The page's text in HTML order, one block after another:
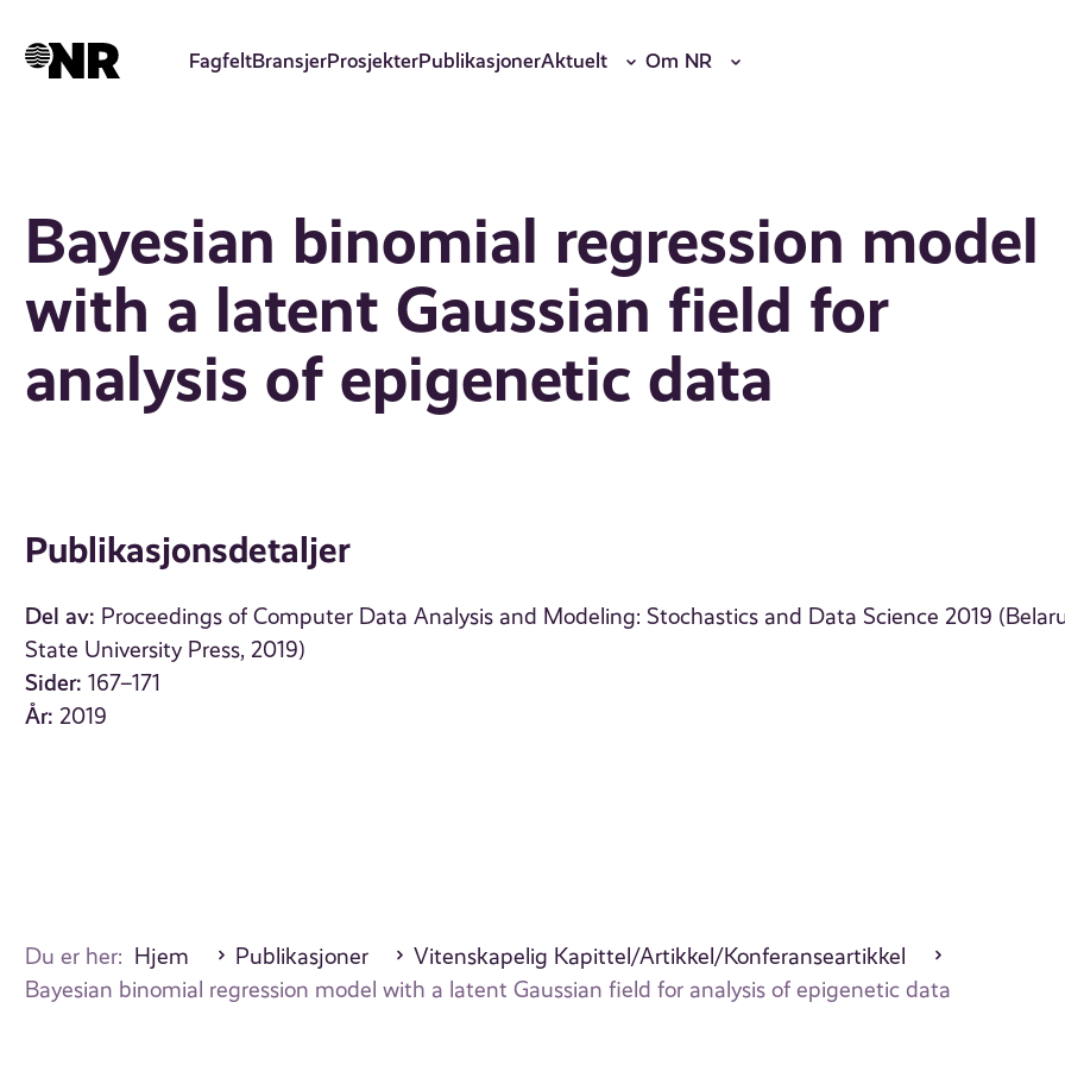
hovedinnhold
FagfeltBransjerProsjekterPublikasjonerAktuelt Om NR
Bayesian binomial regression model
with a latent Gaussian field for
analysis of epigenetic data
Publikasjonsdetaljer
Del av: Proceedings of Computer Data Analysis and Modeling: Stochastics and Data Science 2019
State University Press, 2019)
Sider: 167–171
År: 2019
Du er her: Hjem Publikasjoner
Vitenskapelig Kapittel/Artikkel/Konferanseartikkel
Bayesian binomial regression model with a latent Gaussian field for analysis of epigenetic data